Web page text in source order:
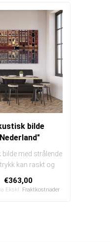
bilde
bilde med strålende
kan raskt og
I en e..
€363,00
Ekskl. Fraktkostnader